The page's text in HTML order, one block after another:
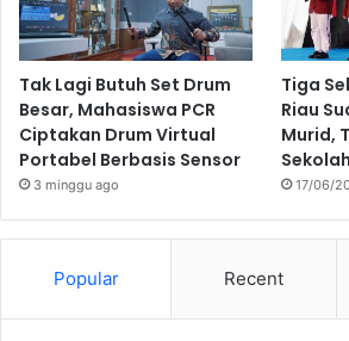
Tak Lagi Butuh Set Drum
Besar, Mahasiswa PCR
Ciptakan Drum Virtual
Portabel Berbasis Sensor
3 minggu ago
Tiga
Riau
Murid,
17/06/
Popular Recent